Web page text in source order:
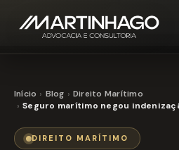
Início Blog
Direito Marítimo
Seguro marítimo negou
DIREITO MARÍTIMO